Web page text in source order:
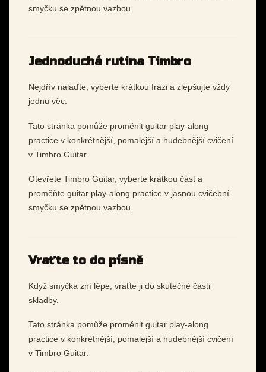
smyčku se zpětnou vazbou.
Jednoduchá rutina Timbro
Nejdřív nalaďte, vyberte krátkou frázi a zlepšujte vždy
jednu věc.
Tato stránka pomůže proměnit guitar play-along
practice v konkrétnější, pomalejší a hudebnější cvičení
v Timbro Guitar.
Otevřete Timbro Guitar, vyberte krátkou část a
proměňte guitar play-along practice v jasnou cvičební
smyčku se zpětnou vazbou.
Vraťte to do písně
Když smyčka zní lépe, vraťte ji do skutečné části
skladby.
Tato stránka pomůže proměnit guitar play-along
practice v konkrétnější, pomalejší a hudebnější cvičení
v Timbro Guitar.